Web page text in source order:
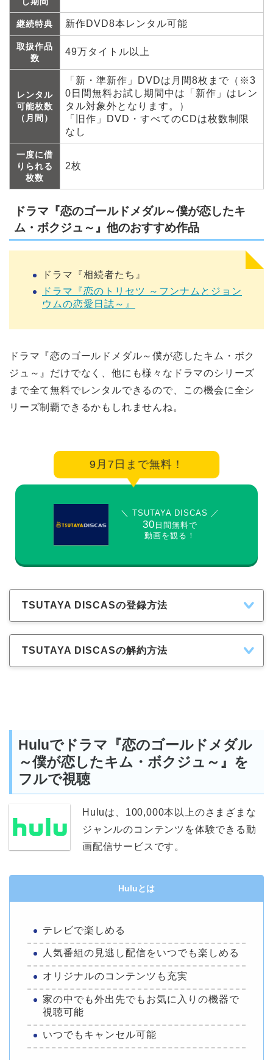
継続特典 新作DVD8本レンタル可能
取扱作品
数
49万タイトル以上
レンタル
可能枚数
（月間）
「新・準新作」DVDは月間8枚まで（※3
0日間無料お試し期間中は「新作」はレン
タル対象外となります。）
「旧作」DVD・すべてのCDは枚数制限
なし
一度に借
りられる
枚数
2枚
ドラマ『恋のゴールドメダル～僕が恋したキ
ム・ボクジュ～』他のおすすめ作品
ドラマ『相続者たち』
ドラマ『恋のトリセツ ～フンナムとジョン
ウムの恋愛日誌～』
ドラマ『恋のゴールドメダル～僕が恋したキム・ボク
ジュ～』だけでなく、他にも様々なドラマのシリーズ
まで全て無料でレンタルできるので、この機会に全シ
リーズ制覇できるかもしれませんね。
9月7日まで無料！
＼ TSUTAYA DISCAS ／
30 日間無料で
動画を観る！
TSUTAYA DISCASの登録方法
TSUTAYA DISCASの解約方法
Huluでドラマ『恋のゴールドメダル
～僕が恋したキム・ボクジュ～』を
フルで視聴
Huluは、100,000本以上のさまざまな
ジャンルのコンテンツを体験できる動
画配信サービスです。
Huluとは
テレビで楽しめる
人気番組の見逃し配信をいつでも楽しめる
オリジナルのコンテンツも充実
家の中でも外出先でもお気に入りの機器で
視聴可能
いつでもキャンセル可能